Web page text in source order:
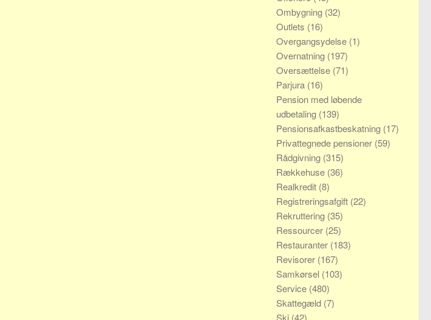
Ombygning (32)
Outlets (16)
Overgangsydelse (1)
Overnatning (197)
Oversættelse (71)
Parjura (16)
Pension med løbende
udbetaling (139)
Pensionsafkastbeskatning (17)
Privattegnede pensioner (59)
Rådgivning (315)
Rækkehuse (36)
Realkredit (8)
Registreringsafgift (22)
Rekruttering (35)
Ressourcer (25)
Restauranter (183)
Revisorer (167)
Samkørsel (103)
Service (480)
Skattegæld (7)
Ski (42)